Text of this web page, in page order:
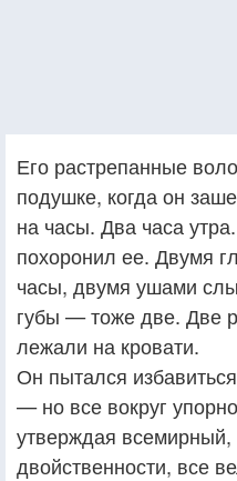
Его растрепанные
подушке, когда он
на часы. Два часа
похоронил ее. Двумя
часы, двумя ушами
губы — тоже две. Две
лежали на кровати.
Он пытался
— но все вокруг
утверждая всемирный,
двойственности, все